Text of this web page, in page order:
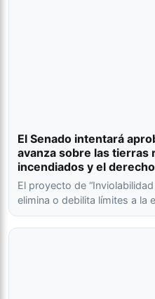
El Senado intentará
avanza sobre las
incendiados y el
El proyecto de
elimina o debilita límites a la